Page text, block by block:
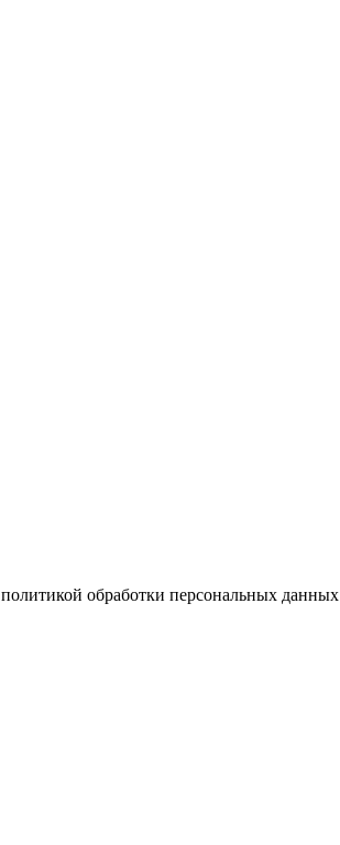
политикой обработки персональных данных